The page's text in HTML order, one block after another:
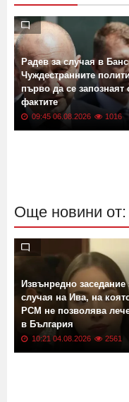
Радев за случая в
Чуждестранните
първо да се запознаят
фактите
09:45 06.08.2026 1016
Още новини от:
Извънредно заседание
случая на Ива, на
РСМ не позволява
в България
10:21 04.08.2026 2561